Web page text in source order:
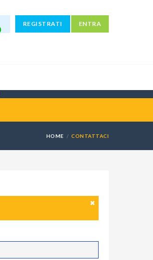
REGISTRATI ENTRA
HOME CONTATTACI